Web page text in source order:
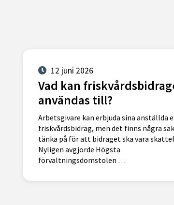
12 juni 2026
Vad kan
användas till?
Arbetsgivare kan erbjuda sina anställda
friskvårdsbidrag, men det finns några
tänka på för att bidraget ska vara
Nyligen avgjorde Högsta
förvaltningsdomstolen …